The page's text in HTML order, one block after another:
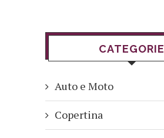
CATEGORIE
Auto e Moto
Copertina